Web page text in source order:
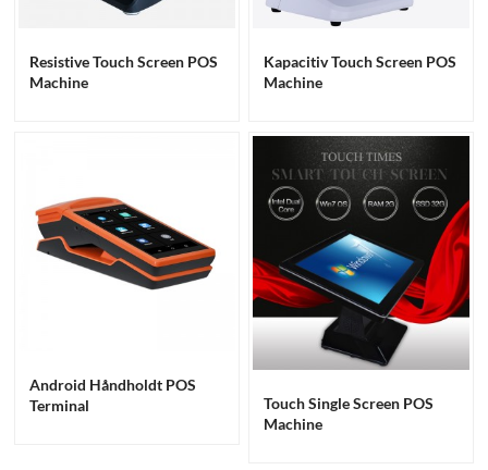
Resistive Touch Screen POS
Machine
Kapacitiv Touch Screen POS
Machine
Android Håndholdt POS
Terminal
Touch Single Screen POS
Machine